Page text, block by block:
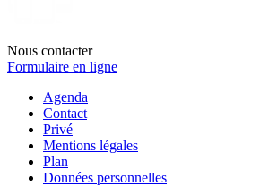
Nous contacter
Formulaire en ligne
Agenda
Contact
Privé
Mentions légales
Plan
Données personnelles